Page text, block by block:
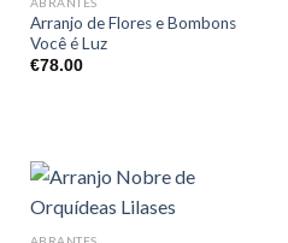
Arranjo de Flores e Bombons
Você é Luz
€78.00